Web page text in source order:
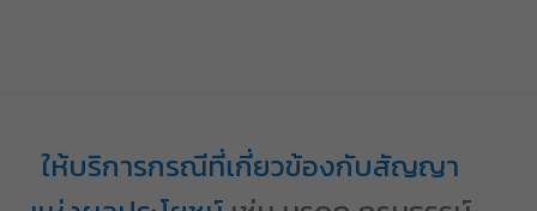
ให้บริการกรณีที่เกี่ยวข้องกับสัญญา